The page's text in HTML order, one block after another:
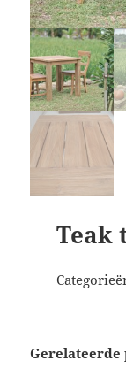
Teak
Gerelateerde